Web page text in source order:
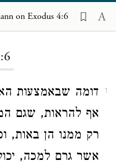
on Exodus 4:6
1
דומה שבאמצעות
אף להראות, שגם
רק ממנו הן באות,
אשר גרם למכה,